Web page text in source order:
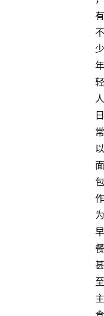
有
不
少
年
轻
人
日
常
以
面
包
作
为
早
餐
甚
至
主